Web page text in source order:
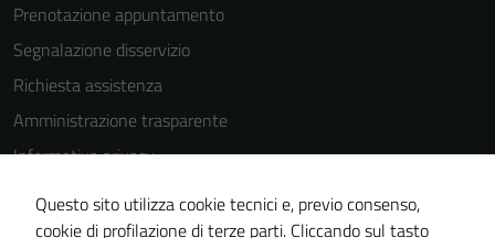
Prenotazione appuntamento
Segnalazione disservizio
Richiesta assistenza
Amministrazione trasparente
Informativa privacy
Cookie Policy
Note legali
Questo sito utilizza cookie tecnici e, previo consenso,
cookie di profilazione di terze parti. Cliccando sul tasto